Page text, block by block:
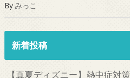
Byみっこ
新着投稿
【真夏ディズニー】熱中症対